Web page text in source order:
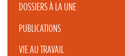
DOSSIERS À LA UNE
PUBLICATIONS
VIE AU TRAVAIL